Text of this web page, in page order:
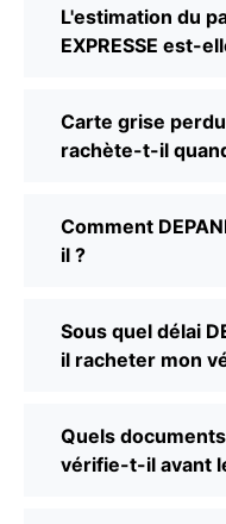
L'estimation du
EXPRESSE est-
Carte grise
rachète-t-il
Comment
il ?
Sous quel délai
il racheter mon
Quels documents
vérifie-t-il avant